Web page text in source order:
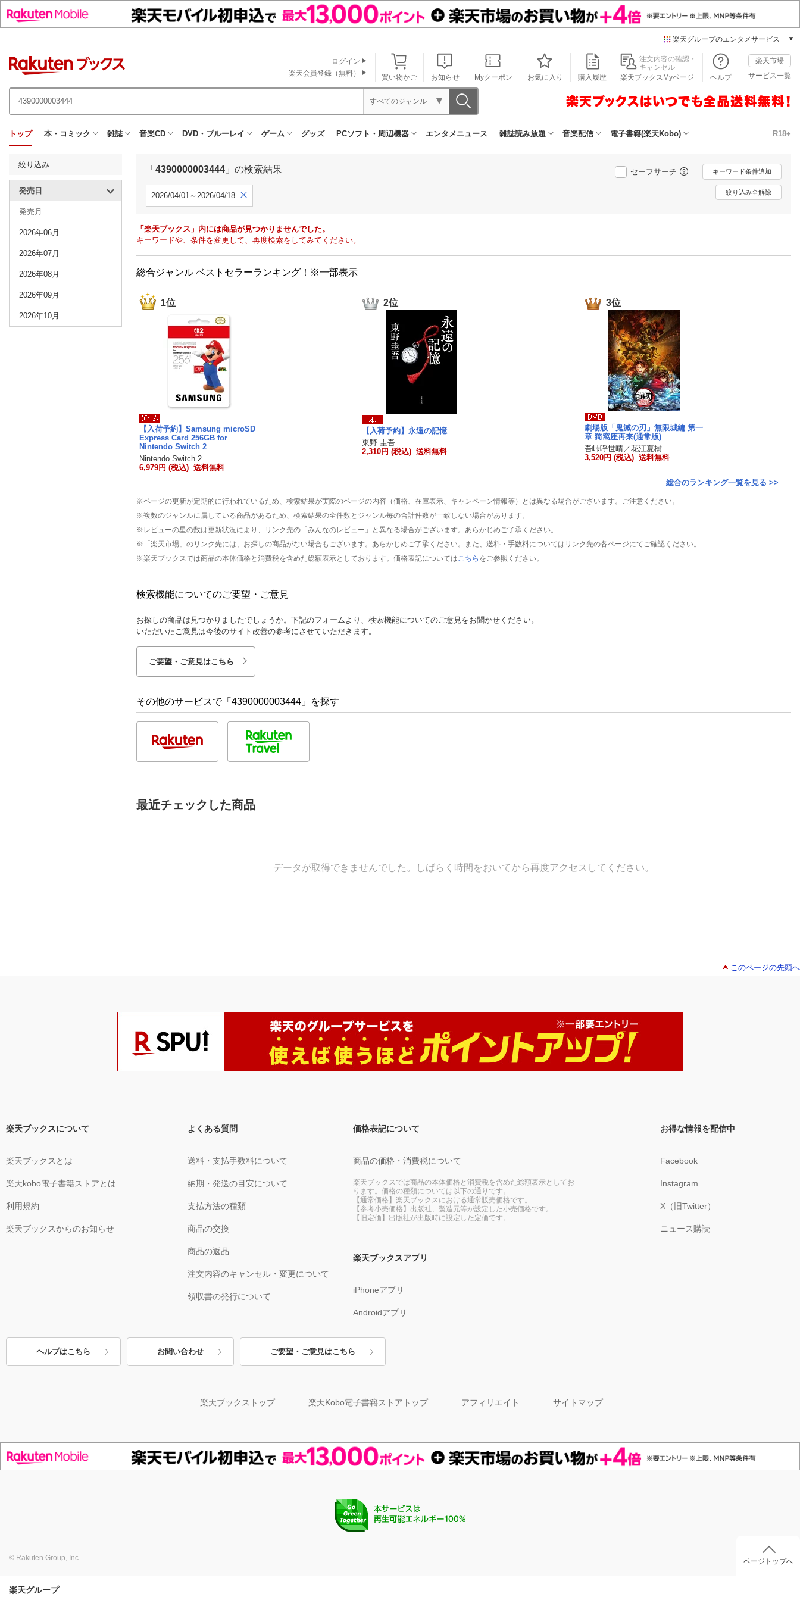
楽天グループのエンタメサービス
本/ゲーム/CD/DVD
楽天ブックス
楽天Kobo
動画配信
楽天TV
動画配信ガイド
チケット
エンタメニュース
買い物かご お知らせ Myクーポン お気に入り 購入履歴
注文内容の確認・
キャンセル
楽天ブックスMyページ
ヘルプ
楽天市場
サービス一覧
ログイン
楽天会員登録（無料）
すべてのジャンル
トップ 本・コミック 雑誌 音楽CD DVD・ブルーレイ ゲーム グッズ PCソフト・周辺機器 エンタメニュース 雑誌読み放題 音楽配信 電子書籍(楽天Kobo) R18+
絞り込み
発売日
発売月
2026年06月
2026年07月
2026年08月
2026年09月
2026年10月
「 4390000003444 」の検索結果 セーフサーチ キーワード条件追加
2026/04/01～2026/04/18 絞り込み全解除
「楽天ブックス」内には商品が見つかりませんでした。
キーワードや、条件を変更して、再度検索をしてみてください。
総合ジャンル ベストセラーランキング！※一部表示
1位
【入荷予約】Samsung microSD
Express Card 256GB for
Nintendo Switch 2
Nintendo Switch 2
6,979円 (税込) 送料無料
2位
【入荷予約】永遠の記憶
東野 圭吾
2,310円 (税込) 送料無料
3位
劇場版「鬼滅の刃」無限城編 第一
章 猗窩座再来(通常版)
吾峠呼世晴／花江夏樹
3,520円 (税込) 送料無料
総合のランキング一覧を見る >>
※ページの更新が定期的に行われているため、検索結果が実際のページの内容（価格、在庫表示、キャンペーン情報等）とは異なる場合がございます。ご注意ください。
※複数のジャンルに属している商品があるため、検索結果の全件数とジャンル毎の合計件数が一致しない場合があります。
※レビューの星の数は更新状況により、リンク先の「みんなのレビュー」と異なる場合がございます。あらかじめご了承ください。
※「楽天市場」のリンク先には、お探しの商品がない場合もございます。あらかじめご了承ください。また、送料・手数料についてはリンク先の各ページにてご確認ください。
※楽天ブックスでは商品の本体価格と消費税を含めた総額表示としております。価格表記については こちら をご参照ください。
検索機能についてのご要望・ご意見
お探しの商品は見つかりましたでしょうか。下記のフォームより、検索機能についてのご意見をお聞かせください。
いただいたご意見は今後のサイト改善の参考にさせていただきます。
ご要望・ご意見はこちら
その他のサービスで「4390000003444」を探す
最近チェックした商品
データが取得できませんでした。しばらく時間をおいてから再度アクセスしてください。
このページの先頭へ
楽天ブックスについて
楽天ブックスとは
楽天kobo電子書籍ストアとは
利用規約
楽天ブックスからのお知らせ
よくある質問
送料・支払手数料について
納期・発送の目安について
支払方法の種類
商品の交換
商品の返品
注文内容のキャンセル・変更について
領収書の発行について
価格表記について
商品の価格・消費税について
楽天ブックスでは商品の本体価格と消費税を含めた総額表示としてお
ります。価格の種類については以下の通りです。
【通常価格】楽天ブックスにおける通常販売価格です。
【参考小売価格】出版社、製造元等が設定した小売価格です。
【旧定価】出版社が出版時に設定した定価です。
楽天ブックスアプリ
iPhoneアプリ
Androidアプリ
お得な情報を配信中
Facebook
Instagram
X（旧Twitter）
ニュース購読
ヘルプはこちら お問い合わせ ご要望・ご意見はこちら
楽天ブックストップ 楽天Kobo電子書籍ストアトップ アフィリエイト サイトマップ
© Rakuten Group, Inc. ページトップへ
楽天グループ